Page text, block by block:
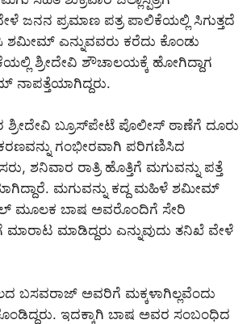
ಜನನ ಪ್ರಮಾಣ ಪತ್ರ ಪಾಲಿಕೆಯಲ್ಲಿ ಸಿಗುತ್ತದೆ
ಎನ್ನುವವರು ಕರೆದು ಕೊಂಡು
ಶ್ರೀದೇವಿ ಶೌಚಾಲಯಕ್ಕೆ ಹೋಗಿದ್ದಾಗ
ಶ್ರೀದೇವಿ ಬ್ರೂಸ್‌ಪೇಟೆ ಪೊಲೀಸ್ ಠಾಣೆಗೆ ದೂರು
ಗಂಭೀರವಾಗಿ ಪರಿಗಣಿಸಿದ
ಶನಿವಾರ ರಾತ್ರಿ ಹೊತ್ತಿಗೆ ಮಗುವನ್ನು ಪತ್ತೆ
ಮಗುವನ್ನು ಕದ್ದ ಮಹಿಳೆ ಶಮೀಮ್
ಮೂಲಕ ಬಾಷ ಅವರೊಂದಿಗೆ ಸೇರಿ
ಮಾಡಿದ್ದರು ಎನ್ನುವುದು ತನಿಖೆ ವೇಳೆ
ಬಸವರಾಜ್ ಅವರಿಗೆ ಮಕ್ಕಳಾಗಿಲ್ಲವೆಂದು
ಇದಕ್ಕಾಗಿ ಬಾಷ ಅವರ ಸಂಬಂಧಿದ